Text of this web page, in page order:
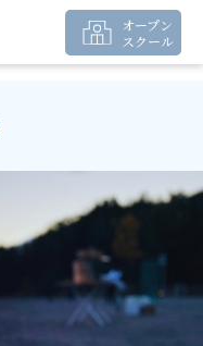
オープン
スクール